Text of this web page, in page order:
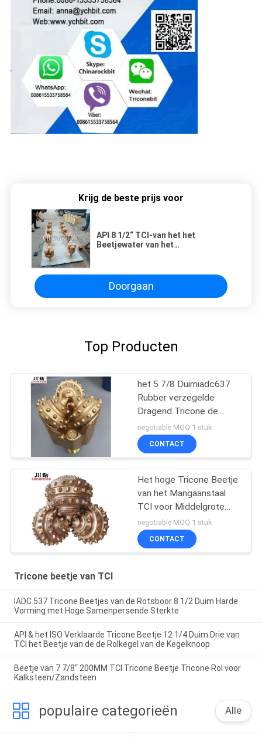
Krijg de beste prijs voor
API 8 1/2“ TCI-van het het
Beetjewater van het
boormateriaal
Doorgaan
Top Producten
het 5 7/8 Duimiadc637
Rubber verzegelde
Dragend Tricone de
Rotsbeetje die van TCI
voor Harde vorming goed
boren
negotiable MOQ:1 stuk
CONTACT
Het hoge Tricone Beetje
van het Mangaanstaal
TCI voor Middelgrote
Harde Vorming 17 1/2
Duim
negotiable MOQ:1 stuk
CONTACT
Tricone beetje van TCI
IADC 537 Tricone Beetjes van de Rotsboor 8 1/2 Duim Harde
Vorming met Hoge Samenpersende Sterkte
API & het ISO Verklaarde Tricone Beetje 12 1/4 Duim Drie van
TCI het Beetje van de de Rolkegel van de Kegelknoop
Beetje van 7 7/8“ 200MM TCI Tricone Beetje Tricone Rol voor
Kalksteen/Zandsteen
populaire categorieën Alle